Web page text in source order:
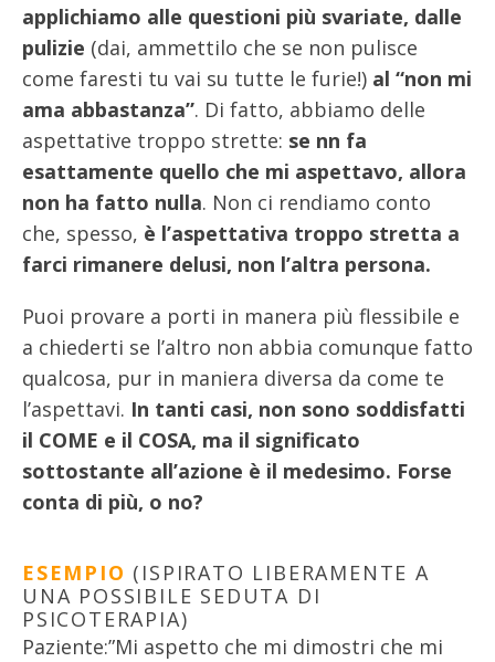
applichiamo alle questioni più svariate, dalle
pulizie (dai, ammettilo che se non pulisce
come faresti tu vai su tutte le furie!) al “non mi
ama abbastanza”. Di fatto, abbiamo delle
aspettative troppo strette: se nn fa
esattamente quello che mi aspettavo, allora
non ha fatto nulla. Non ci rendiamo conto
che, spesso, è l’aspettativa troppo stretta a
farci rimanere delusi, non l’altra persona.
Puoi provare a porti in manera più flessibile e
a chiederti se l’altro non abbia comunque fatto
qualcosa, pur in maniera diversa da come te
l’aspettavi. In tanti casi, non sono soddisfatti
il COME e il COSA, ma il significato
sottostante all’azione è il medesimo. Forse
conta di più, o no?
ESEMPIO (ISPIRATO LIBERAMENTE A
UNA POSSIBILE SEDUTA DI
PSICOTERAPIA)
Paziente:”Mi aspetto che mi dimostri che mi